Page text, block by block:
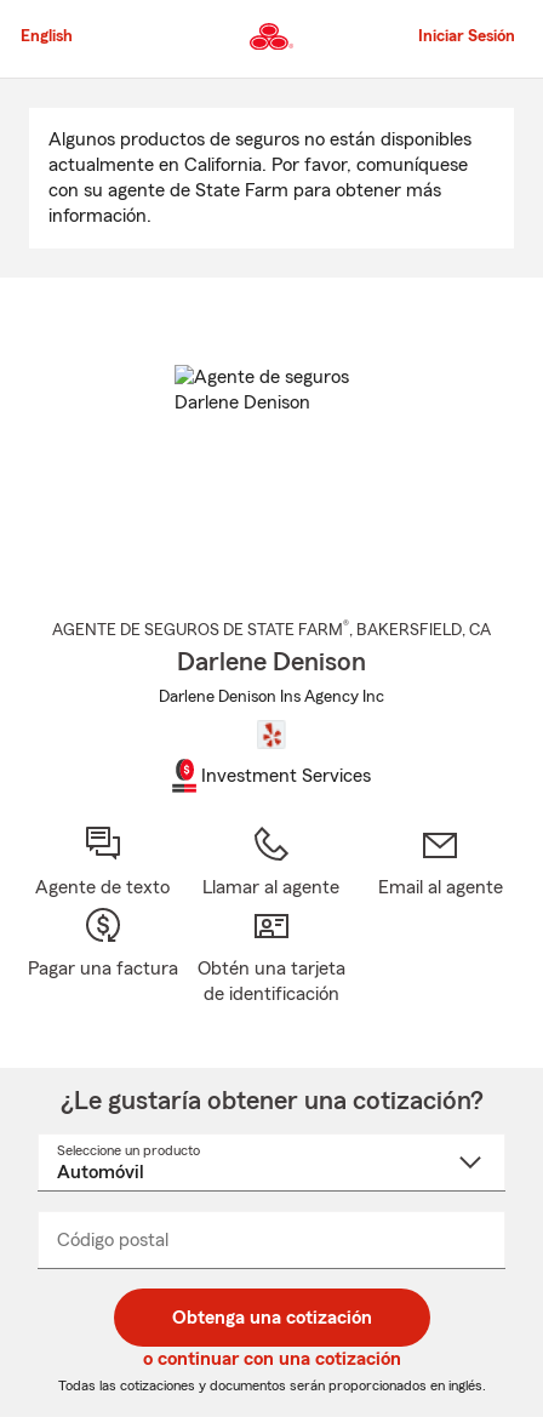
al
principal
English Iniciar Sesión
contenido
principal
Algunos productos de seguros no están disponibles
actualmente en California. Por favor, comuníquese
con su agente de State Farm para obtener más
información.
AGENTE DE SEGUROS DE STATE FARM®, BAKERSFIELD, CA
Darlene Denison
Darlene Denison Ins Agency Inc
Investment Services
Agente de texto Llamar al agente Email al agente
Pagar una factura
Obtén una tarjeta
de identificación
¿Le gustaría obtener una cotización?
Seleccione un producto
desplegable
Código postal
de
5
dígitos
de
5
dígitos
_____
Obtenga una cotización
o continuar con una cotización
Todas las cotizaciones y documentos serán proporcionados en inglés.